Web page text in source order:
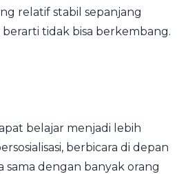
relatif stabil sepanjang
tidak bisa berkembang.
belajar menjadi lebih
berbicara di depan
dengan banyak orang